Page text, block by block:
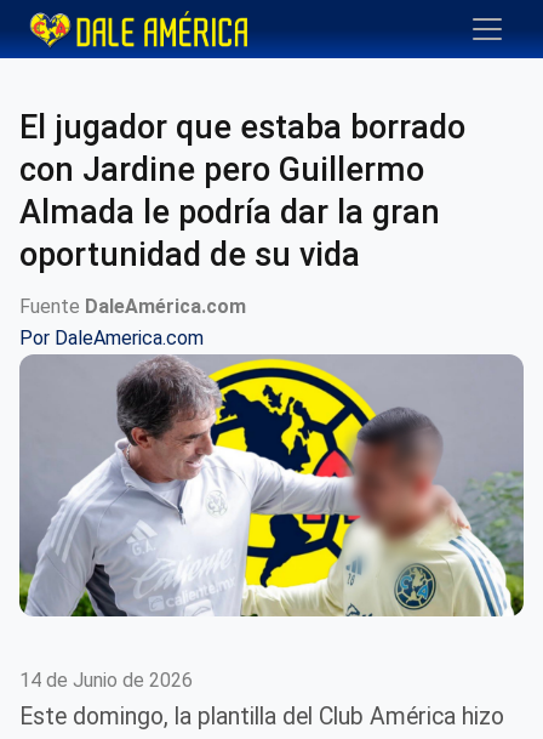
El jugador que estaba borrado
con Jardine pero Guillermo
Almada le podría dar la gran
oportunidad de su vida
Fuente DaleAmérica.com
Por DaleAmerica.com
14 de Junio de 2026
Este domingo, la plantilla del Club América hizo